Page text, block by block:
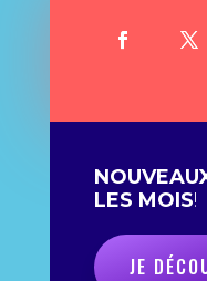
LES MOIS!
JE